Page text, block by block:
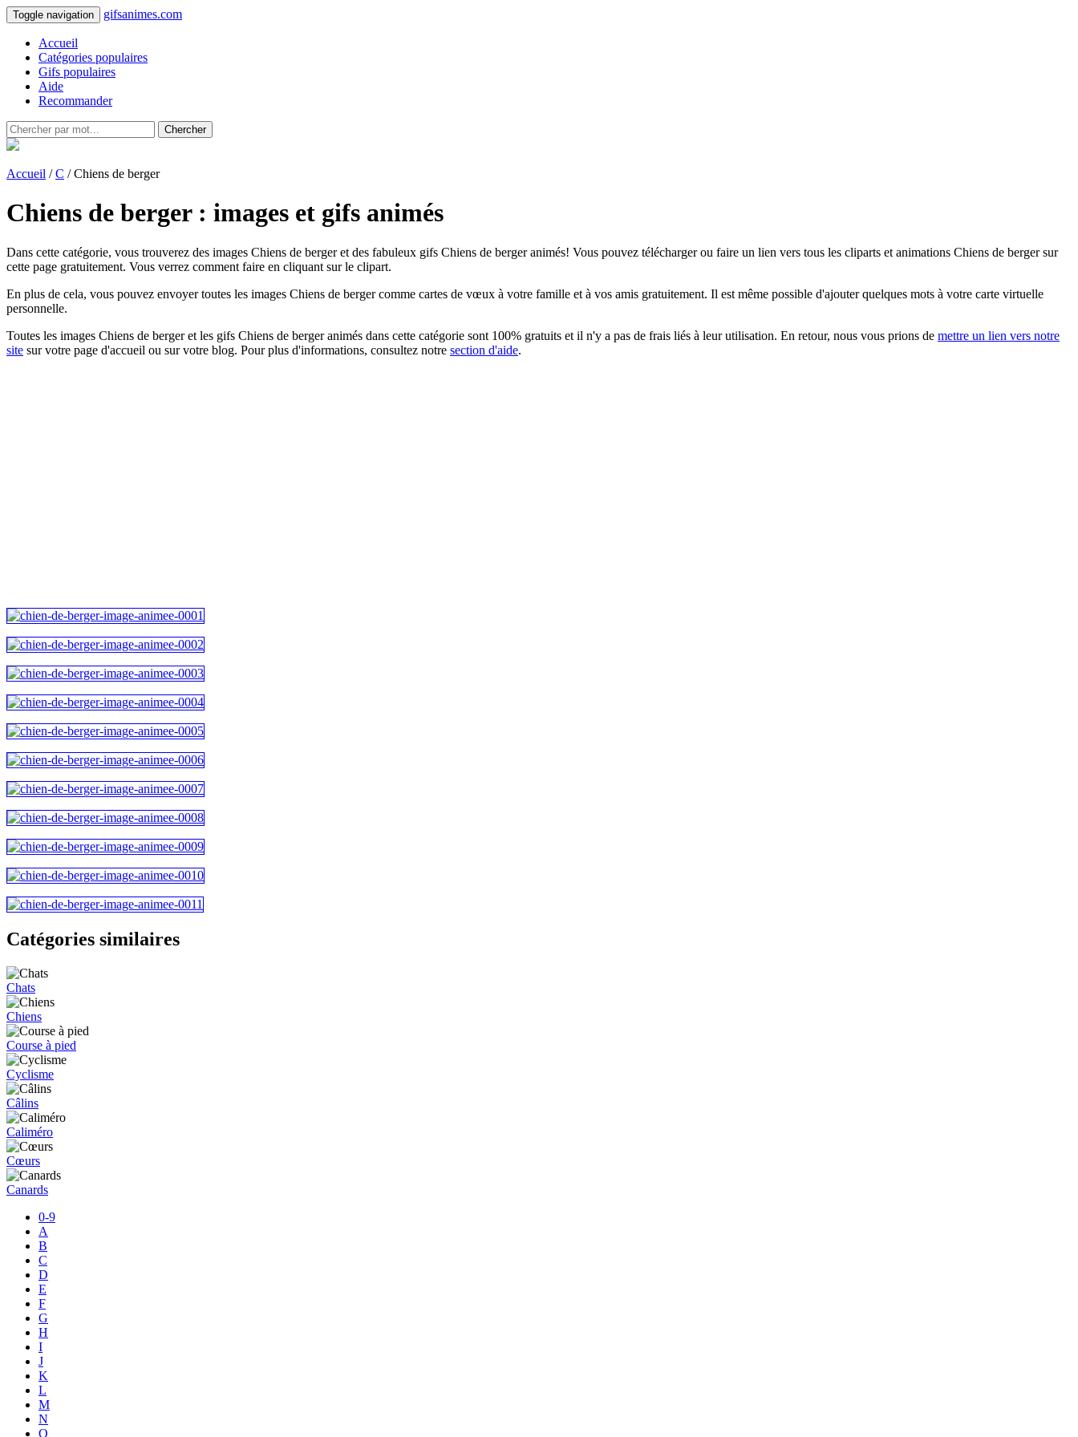
Toggle navigation gifsanimes.com
Accueil
Catégories populaires
Gifs populaires
Aide
Recommander
Chercher
Accueil /C / Chiens de berger
Chiens de berger : images et gifs animés
Dans cette catégorie, vous trouverez des images Chiens de berger et des fabuleux gifs Chiens de berger animés! Vous pouvez télécharger ou faire un lien vers tous les cliparts et animations Chiens de berger sur
cette page gratuitement. Vous verrez comment faire en cliquant sur le clipart.
En plus de cela, vous pouvez envoyer toutes les images Chiens de berger comme cartes de vœux à votre famille et à vos amis gratuitement. Il est même possible d'ajouter quelques mots à votre carte virtuelle
personnelle.
Toutes les images Chiens de berger et les gifs Chiens de berger animés dans cette catégorie sont 100% gratuits et il n'y a pas de frais liés à leur utilisation. En retour, nous vous prions de mettre un lien vers notre
site sur votre page d'accueil ou sur votre blog. Pour plus d'informations, consultez notre section d'aide.
Catégories similaires
Chats
Chiens
Course à pied
Cyclisme
Câlins
Caliméro
Cœurs
Canards
0-9
A
B
C
D
E
F
G
H
I
J
K
L
M
N
O